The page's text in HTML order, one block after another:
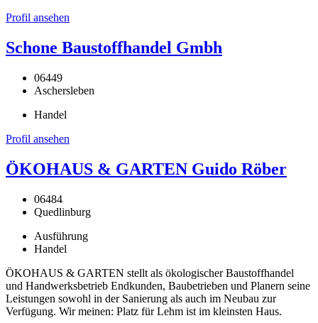
Profil ansehen
Schone Baustoffhandel Gmbh
06449
Aschersleben
Handel
Profil ansehen
ÖKOHAUS & GARTEN Guido Röber
06484
Quedlinburg
Ausführung
Handel
ÖKOHAUS & GARTEN stellt als ökologischer Baustoffhandel
und Handwerksbetrieb Endkunden, Baubetrieben und Planern seine
Leistungen sowohl in der Sanierung als auch im Neubau zur
Verfügung. Wir meinen: Platz für Lehm ist im kleinsten Haus.